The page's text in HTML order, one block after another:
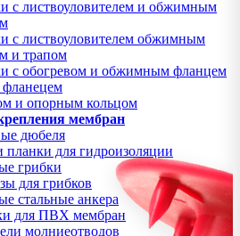
с листвоуловителем и обжимным
с листвоуловителем обжимным
и трапом
с обогревом и обжимным фланцем
и опорным кольцом
мембран
дюбеля
планки для гидроизоляции
грибки
для грибков
стальные анкера
для ПВХ мембран
молниеотводов